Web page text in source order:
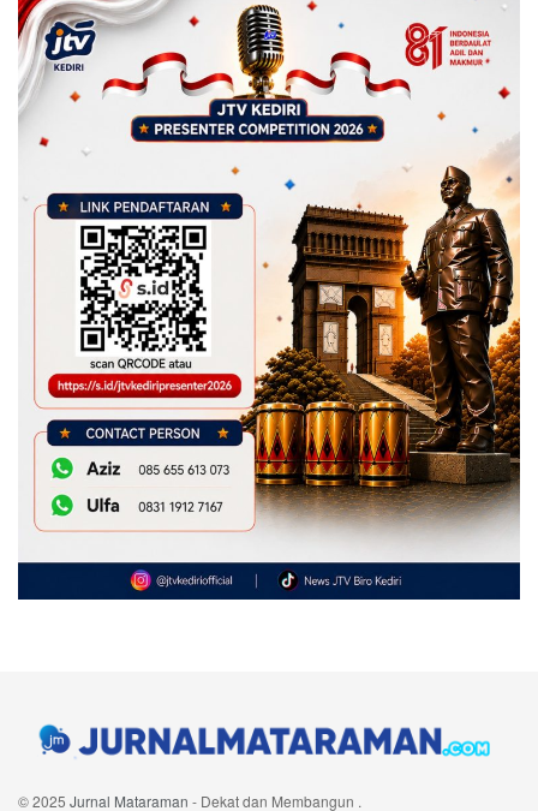
© 2025 Jurnal Mataraman - Dekat dan Membangun .